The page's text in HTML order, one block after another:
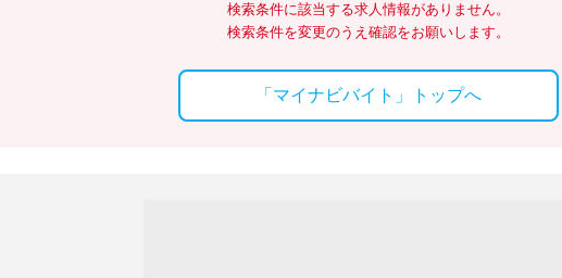
検索条件に該当する求人情報がありません。
検索条件を変更のうえ確認をお願いします。
「マイナビバイト」トップへ